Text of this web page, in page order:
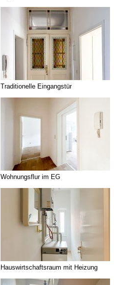
Traditionelle Eingangstür
Wohnungsflur im EG
Hauswirtschaftsraum mit Heizung